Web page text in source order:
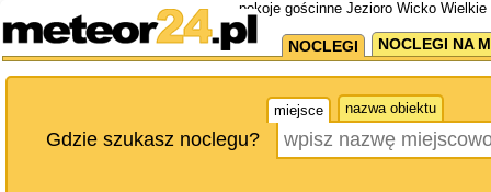
pokoje gościnne Jezioro Wicko
NOCLEGI NOCLEGI NA
miejsce nazwa obiektu
Gdzie szukasz noclegu?